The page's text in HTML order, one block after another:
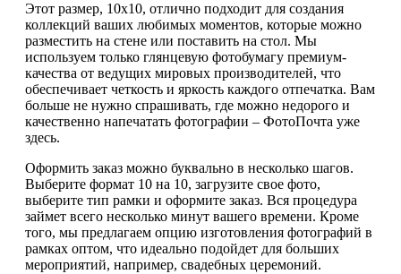
Этот размер, 10х10, отлично подходит для создания
коллекций ваших любимых моментов, которые можно
разместить на стене или поставить на стол. Мы
используем только глянцевую фотобумагу премиум-
качества от ведущих мировых производителей, что
обеспечивает четкость и яркость каждого отпечатка. Вам
больше не нужно спрашивать, где можно недорого и
качественно напечатать фотографии – ФотоПочта уже
здесь.
Оформить заказ можно буквально в несколько шагов.
Выберите формат 10 на 10, загрузите свое фото,
выберите тип рамки и оформите заказ. Вся процедура
займет всего несколько минут вашего времени. Кроме
того, мы предлагаем опцию изготовления фотографий в
рамках оптом, что идеально подойдет для больших
мероприятий, например, свадебных церемоний.